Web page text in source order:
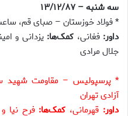
سه شنبه – ۱۳/۱۲/۸۷
* فولاد خوزستان – صبای قم، ساعت ۱۵:۱۵، ورزشگاه تختی
داور: فغانی، کمک‌ها: یزدانی و
جلال مرادی
آزادی تهران
داور: قهرمانی، کمک‌ها: فرح نیا